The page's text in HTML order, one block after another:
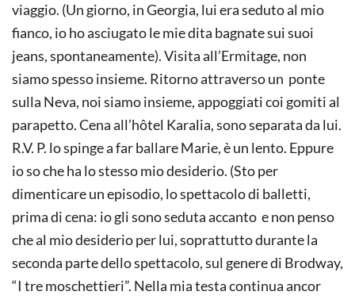
viaggio. (Un giorno, in Georgia, lui era seduto al mio
fianco, io ho asciugato le mie dita bagnate sui suoi
jeans, spontaneamente). Visita all’Ermitage, non
siamo spesso insieme. Ritorno attraverso un ponte
sulla Neva, noi siamo insieme, appoggiati coi gomiti al
parapetto. Cena all’hôtel Karalia, sono separata da lui.
R.V. P. lo spinge a far ballare Marie, è un lento. Eppure
io so che ha lo stesso mio desiderio. (Sto per
dimenticare un episodio, lo spettacolo di balletti,
prima di cena: io gli sono seduta accanto e non penso
che al mio desiderio per lui, soprattutto durante la
seconda parte dello spettacolo, sul genere di Brodway,
“I tre moschettieri”. Nella mia testa continua ancor